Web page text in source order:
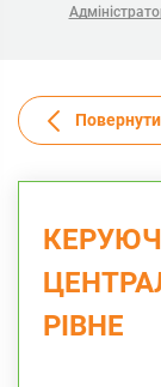
РІВНЕ